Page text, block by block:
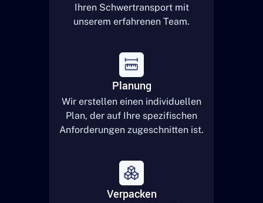
Ihren Schwertransport mit
unserem erfahrenen Team.
Planung
Wir erstellen einen individuellen
Plan, der auf Ihre spezifischen
Anforderungen zugeschnitten ist.
Verpacken